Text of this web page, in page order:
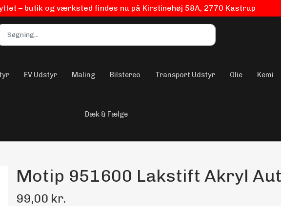
– butik og værksted findes nu på Kirstinehøj 58A, 2770 Kastrup
EV Udstyr Maling Bilstereo Transport Udstyr Olie Kemi
Dæk & Fælge
Motip 951600 Lakstift Akryl
99,00 kr.